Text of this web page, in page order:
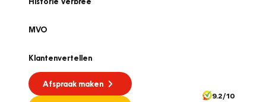
MVO
Klantenvertellen
Afspraak maken
9.2/10